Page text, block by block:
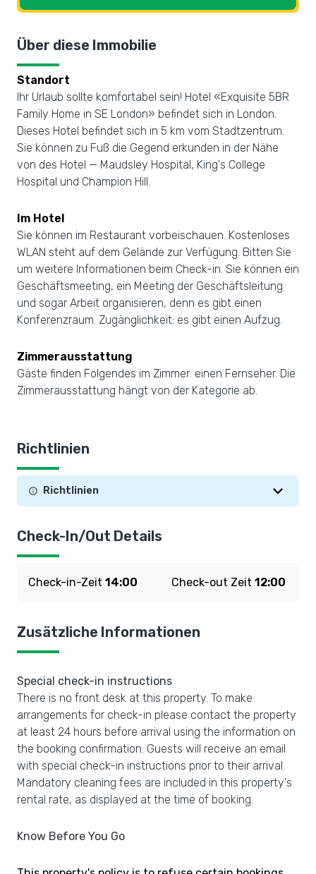
Über diese Immobilie
Standort
Ihr Urlaub sollte komfortabel sein! Hotel «Exquisite 5BR
Family Home in SE London» befindet sich in London.
Dieses Hotel befindet sich in 5 km vom Stadtzentrum.
Sie können zu Fuß die Gegend erkunden in der Nähe
von des Hotel — Maudsley Hospital, King's College
Hospital und Champion Hill.
Im Hotel
Sie können im Restaurant vorbeischauen. Kostenloses
WLAN steht auf dem Gelände zur Verfügung. Bitten Sie
um weitere Informationen beim Check-in. Sie können ein
Geschäftsmeeting, ein Meeting der Geschäftsleitung
und sogar Arbeit organisieren, denn es gibt einen
Konferenzraum. Zugänglichkeit: es gibt einen Aufzug.
Zimmerausstattung
Gäste finden Folgendes im Zimmer: einen Fernseher. Die
Zimmerausstattung hängt von der Kategorie ab.
Richtlinien
Richtlinien
Check-In/Out Details
Check-in-Zeit 14:00 Check-out Zeit 12:00
Zusätzliche Informationen
Special check-in instructions
There is no front desk at this property. To make
arrangements for check-in please contact the property
at least 24 hours before arrival using the information on
the booking confirmation. Guests will receive an email
with special check-in instructions prior to their arrival.
Mandatory cleaning fees are included in this property's
rental rate, as displayed at the time of booking.
Know Before You Go